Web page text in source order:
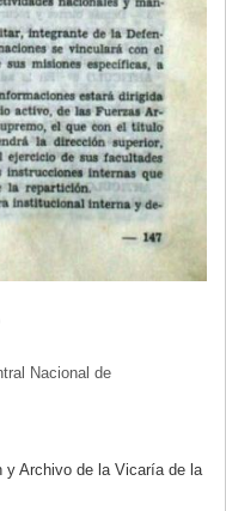
Nacional de
y Archivo de la Vicaría de la